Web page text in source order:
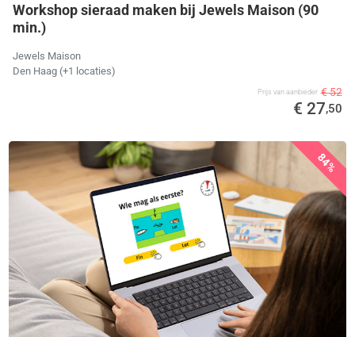
Workshop sieraad maken bij Jewels Maison (90
min.)
Jewels Maison
Den Haag (+1 locaties)
Prijs van aanbieder € 52
€ 27,50
84%